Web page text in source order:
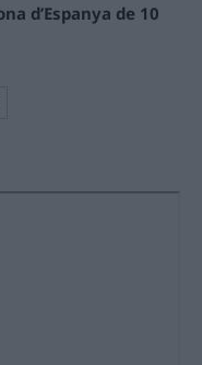
d’Espanya de 10